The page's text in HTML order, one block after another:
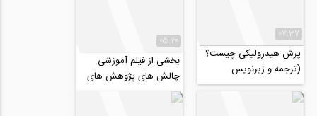
07:37
پرش هیدرولیکی چیست؟
(ترجمه و زیرنویس
اختصاصی موسسه ۸۰۸)
05:20
بخشی از فیلم آموزشی
چالش های پژوهش های
عددی در مسیر انتشار مقاله
موفق (قسمت دوم...